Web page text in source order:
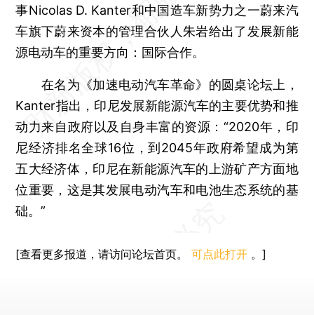
事Nicolas D. Kanter和中国造车新势力之一蔚来汽
车旗下蔚来资本的管理合伙人朱岩给出了发展新能
源电动车的重要方向：国际合作。
在名为《加速电动汽车革命》的圆桌论坛上，
Kanter指出，印尼发展新能源汽车的主要优势和推
动力来自政府以及自身丰富的资源：“2020年，印
尼经济排名全球16位，到2045年政府希望成为第
五大经济体，印尼在新能源汽车的上游矿产方面地
位重要，这是其发展电动汽车和电池生态系统的基
础。”
[查看更多报道，请访问论坛首页。可点此打开 。]